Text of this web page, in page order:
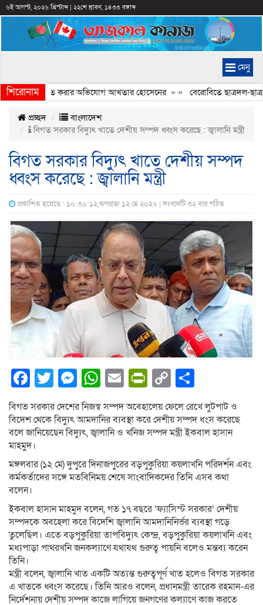
৬ই আগস্ট, ২০২৬ খ্রিস্টাব্দ| ২২শে শ্রাবণ, ১৪৩৩ বঙ্গাব্দ
মেনু
শিরোনাম
ইতিহাস বিকৃত করার অভিযোগ আখতার হোসেনের» « বেরোবিতে ছাত্রদল-
প্রচ্ছদ
বাংলাদেশ
বিগত সরকার বিদ্যুৎ খাতে দেশীয় সম্পদ ধ্বংস করেছে : জ্বালানি মন্ত্রী
বিগত সরকার বিদ্যুৎ খাতে দেশীয় সম্পদ
ধ্বংস করেছে : জ্বালানি মন্ত্রী
প্রকাশিত হয়েছে : ১০:৩০:১২,অপরাহ্ন ১২ মে ২০২৬ | সংবাদটি ৩২ বার পঠিত
Facebook
Twitter
Messenger
WhatsApp
EmailPrintFriendly
Copy
Link
বিগত সরকার দেশের নিজস্ব সম্পদ অবেহালেয় ফেলে রেখে লুটপাট ও
বিদেশ থেকে বিদ্যুৎ আমদানির ব্যবস্থা করে দেশীয় সম্পদ ধংস করেছে
বলে জানিয়েছেন বিদ্যুৎ, জ্বালানি ও খনিজ সম্পদ মন্ত্রী ইকবাল হাসান
মাহমুদ।
মঙ্গলবার (১২ মে) দুপুরে দিনাজপুরের বড়পুকুরিয়া কয়লাখনি পরিদর্শন এবং
কর্মকর্তাদের সঙ্গে মতবিনিময় শেষে সাংবাদিকদের তিনি এসব কথা
বলেন।
ইকবাল হাসান মাহমুদ বলেন, গত ১৭ বছরে ‘ফ্যাসিস্ট সরকার’ দেশীয়
সম্পদকে অবহেলা করে বিদেশি জ্বালানি আমদানিনির্ভর ব্যবস্থা গড়ে
তুলেছিল। এতে বড়পুকুরিয়া তাপবিদ্যুৎ কেন্দ্র, বড়পুকুরিয়া কয়লাখনি এবং
মধ্যপাড়া পাথরখনি জনকল্যাণে যথাযথ গুরুত্ব পায়নি বলেও মন্তব্য করেন
তিনি।
মন্ত্রী বলেন, জ্বালানি খাত একটি অত্যন্ত গুরুত্বপূর্ণ খাত হলেও বিগত সরকার
এ খাতকে ধ্বংস করেছে। তিনি আরও বলেন, প্রধানমন্ত্রী তারেক রহমান-এর
নির্দেশনায় দেশীয় সম্পদ কাজে লাগিয়ে জনগণের কল্যাণে কাজ করতে